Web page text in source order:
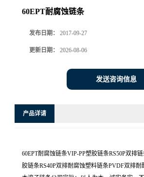
60EPT耐腐蚀链条
发布日期： 2017-09-27
更新日期： 2026-08-06
发送咨询信息
产品详请
60EPT耐腐蚀链条VIP-PP塑胶链条RS50P双排
胶链条RS40P双排耐腐蚀塑料链条PVDF双排耐